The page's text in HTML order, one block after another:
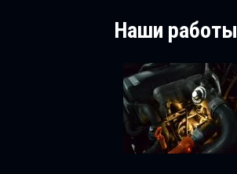
Наши работы